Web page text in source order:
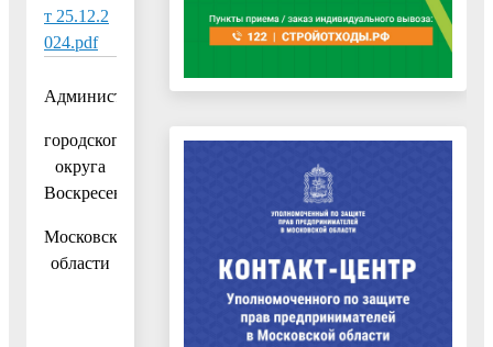
т 25.12.2
024.pdf
Администрация
городского
округа
Воскресенск
Московской
области